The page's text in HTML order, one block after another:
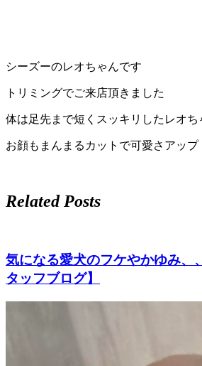
シーズーのレオちゃんです
トリミングでご来店頂きました
体は足先まで短くスッキリしたレオち
お顔もまんまるカットで可愛さアップ
Related Posts
気になる愛犬のフケやかゆみ、
タッフブログ】